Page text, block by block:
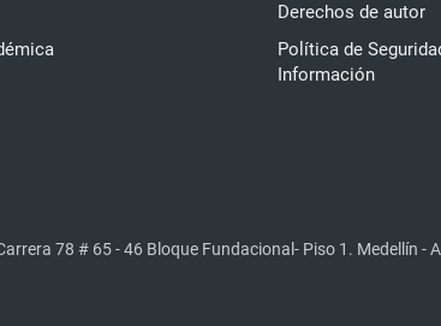
Derechos de autor
Política de
Información
78 # 65 - 46 Bloque Fundacional- Piso 1. Medellín -